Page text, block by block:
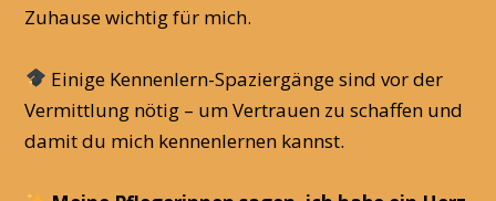
Zuhause wichtig für mich.
Einige Kennenlern-Spaziergänge sind vor der
Vermittlung nötig – um Vertrauen zu schaffen und
damit du mich kennenlernen kannst.